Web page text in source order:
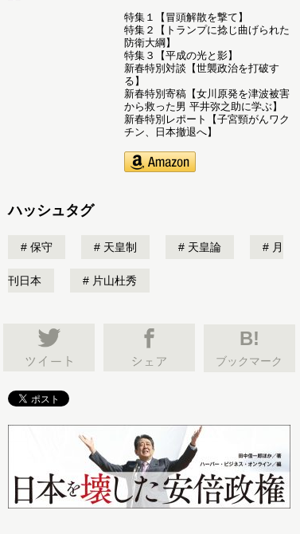
特集１【冒頭解散を撃て】
特集２【トランプに捻じ曲げられた
防衛大綱】
特集３【平成の光と影】
新春特別対談【世襲政治を打破す
る】
新春特別寄稿【女川原発を津波被害
から救った男 平井弥之助に学ぶ】
新春特別レポート【子宮頸がんワク
チン、日本撤退へ】
ハッシュタグ
保守 天皇制 天皇論 月
刊日本 片山杜秀
B!
ブックマーク